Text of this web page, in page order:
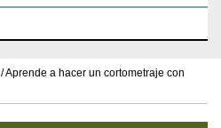
/ Aprende a hacer un cortometraje con